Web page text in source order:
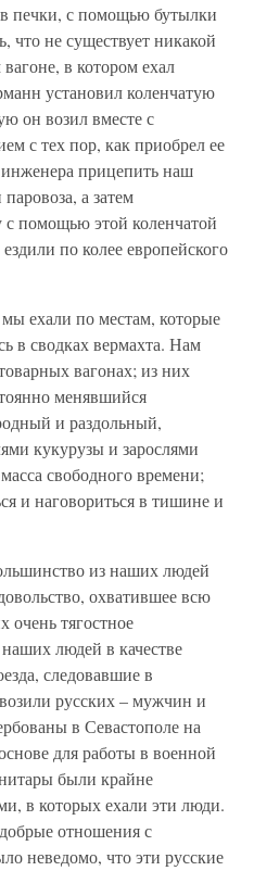
печки, с помощью бутылки
что не существует никакой
в котором ехал
установил коленчатую
он возил вместе с
с тех пор, как приобрел ее
прицепить наш
а затем
помощью этой коленчатой
по колее европейского
ехали по местам, которые
в сводках вермахта. Нам
вагонах; из них
менявшийся
и раздольный,
кукурузы и зарослями
свободного времени;
и наговориться в тишине и
из наших людей
охватившее всю
очень тягостное
людей в качестве
следовавшие в
русских – мужчин и
в Севастополе на
для работы в военной
были крайне
в которых ехали эти люди.
отношения с
неведомо, что эти русские